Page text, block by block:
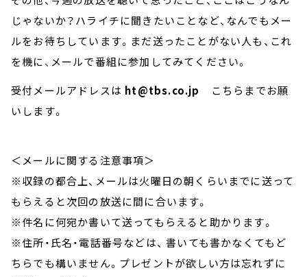
じゃないか？ハライチに聞きたいことなど、なんでもメー
ルをお待ちしています。まだ送ったことがない人も、これ
を機に、メールで番組に参加してみてください。
受付メールアドレスは ht@tbs.co.jp
こちらまでお願
いします。
＜メールに関する注意事項＞
※収録の都合上、メールは火曜日の朝くらいまでに送って
もらえると次回の放送に間に合います。
※件名に何宛か書いて送ってもらえると助かります。
※住所・氏名・電話番号などは、 書いても書かなくてもど
ちらでも構いません。プレゼントが欲しい方は忘れずに